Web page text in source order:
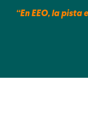
“En EEO, la pista